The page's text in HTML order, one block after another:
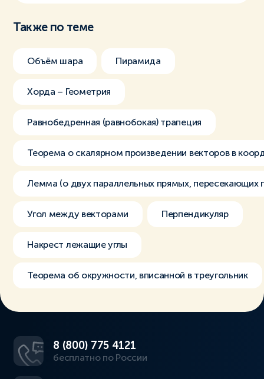
Также по теме
Объём шара Пирамида
Хорда – Геометрия
Равнобедренная (равнобокая) трапеция
Теорема о скалярном произведении векторов в
Лемма (о двух параллельных прямых, пересекающих
Угол между векторами Перпендикуляр
Накрест лежащие углы
Теорема об окружности, вписанной в треугольник
8 (800) 775 4121
бесплатно по России